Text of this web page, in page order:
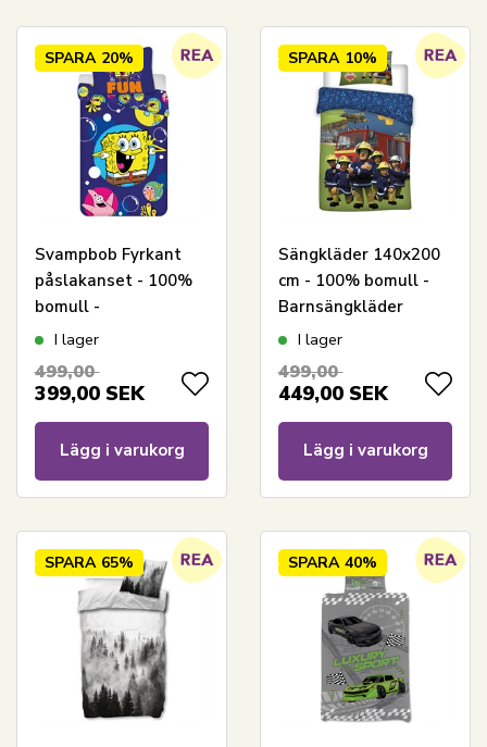
SPARA 20%
Svampbob Fyrkant
påslakanset - 100%
bomull -
Barnpåslakan
I lager
499,00
399,00 SEK
Lägg i varukorg
SPARA 10%
Sängkläder 140x200
cm - 100% bomull -
Barnsängkläder
140x200 cm -
vänner
I lager
499,00
449,00 SEK
Lägg i varukorg
SPARA 65% SPARA 40%